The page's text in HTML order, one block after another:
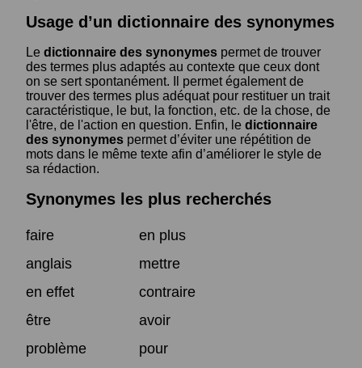
Usage d’un dictionnaire des synonymes
Le dictionnaire des synonymes permet de trouver
des termes plus adaptés au contexte que ceux dont
on se sert spontanément. Il permet également de
trouver des termes plus adéquat pour restituer un trait
caractéristique, le but, la fonction, etc. de la chose, de
l'être, de l'action en question. Enfin, le dictionnaire
des synonymes permet d’éviter une répétition de
mots dans le même texte afin d’améliorer le style de
sa rédaction.
Synonymes les plus recherchés
faire
en plus
anglais
mettre
en effet
contraire
être
avoir
problème
pour